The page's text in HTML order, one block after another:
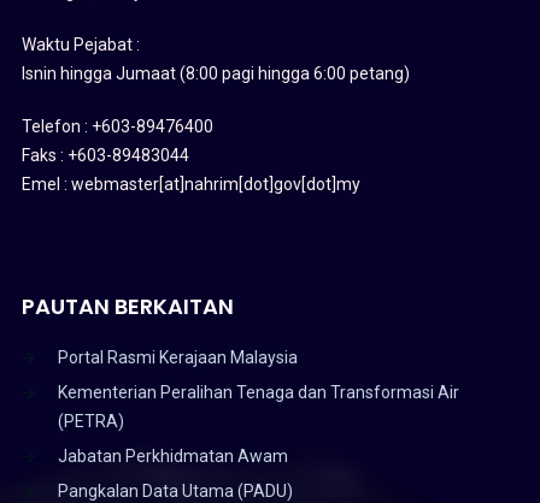
Waktu Pejabat :
Isnin hingga Jumaat (8:00 pagi hingga 6:00 petang)
Telefon : +603-89476400
Faks : +603-89483044
Emel : webmaster[at]nahrim[dot]gov[dot]my
PAUTAN BERKAITAN
Portal Rasmi Kerajaan Malaysia
Kementerian Peralihan Tenaga dan Transformasi Air
(PETRA)
Jabatan Perkhidmatan Awam
Pangkalan Data Utama (PADU)